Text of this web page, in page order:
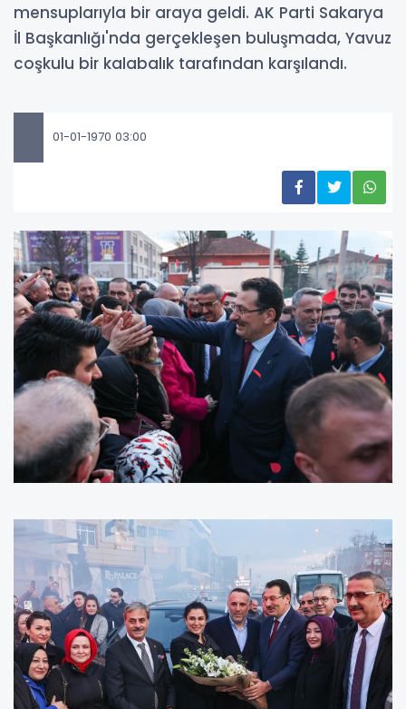
mensuplarıyla bir araya geldi. AK Parti Sakarya
İl Başkanlığı'nda gerçekleşen buluşmada, Yavuz
coşkulu bir kalabalık tarafından karşılandı.
01-01-1970 03:00